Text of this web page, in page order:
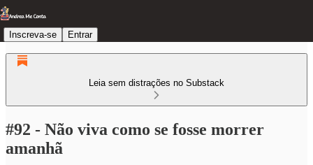
Inscreva-se Entrar
Leia sem distrações no Substack
#92 - Não viva como se fosse morrer
amanhã